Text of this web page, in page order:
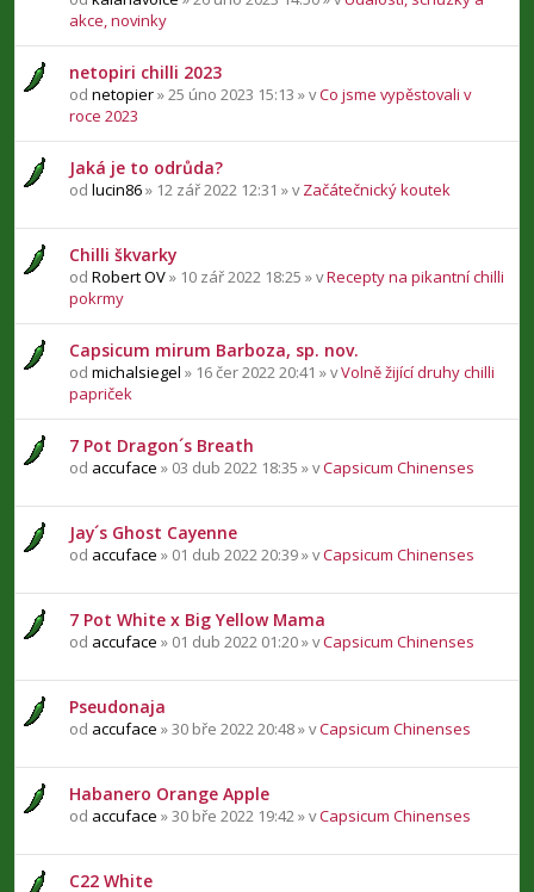
akce, novinky
netopiri chilli 2023
od netopier» 25 úno 2023 15:13 » vCo jsme vypěstovali v
roce 2023
Jaká je to odrůda?
od lucin86» 12 zář 2022 12:31 » vZačátečnický koutek
Chilli škvarky
od Robert OV» 10 zář 2022 18:25 » vRecepty na pikantní chilli
pokrmy
Capsicum mirum Barboza, sp. nov.
od michalsiegel » 16 čer 2022 20:41 » vVolně žijící druhy chilli
papriček
7 Pot Dragon´s Breath
od accuface » 03 dub 2022 18:35 » vCapsicum Chinenses
Jay´s Ghost Cayenne
od accuface » 01 dub 2022 20:39 » vCapsicum Chinenses
7 Pot White x Big Yellow Mama
od accuface » 01 dub 2022 01:20 » vCapsicum Chinenses
Pseudonaja
od accuface » 30 bře 2022 20:48 » vCapsicum Chinenses
Habanero Orange Apple
od accuface » 30 bře 2022 19:42 » vCapsicum Chinenses
C22 White